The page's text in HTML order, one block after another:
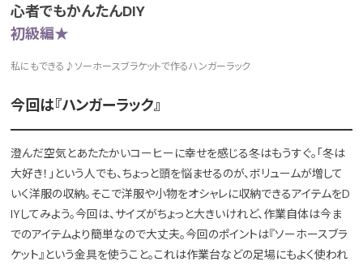
心者でもかんたんDIY
初級編★
私にもできる♪ソーホースブラケットで作るハンガーラック
今回は『ハンガーラック』
澄んだ空気とあたたかいコーヒーに幸せを感じる冬はもうすぐ。「冬は
大好き！」という人でも、ちょっと頭を悩ませるのが、ボリュームが増して
いく洋服の収納。そこで洋服や小物をオシャレに収納できるアイテムをD
IYしてみよう。今回は、サイズがちょっと大きいけれど、作業自体は今ま
でのアイテムより簡単なので大丈夫。今回のポイントは『ソーホースブラ
ケット』という金具を使うこと。これは作業台などの足場にもよく使われ